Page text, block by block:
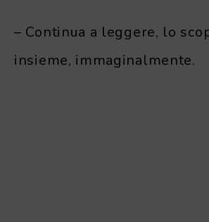
– Continua a leggere, lo
insieme, immaginalmente.